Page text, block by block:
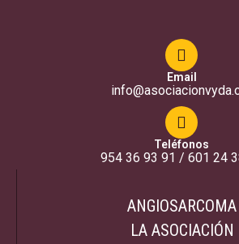
Email
Teléfonos
954 36 93 91 / 601 24
ANGIOSARCOMA
LA ASOCIACIÓN